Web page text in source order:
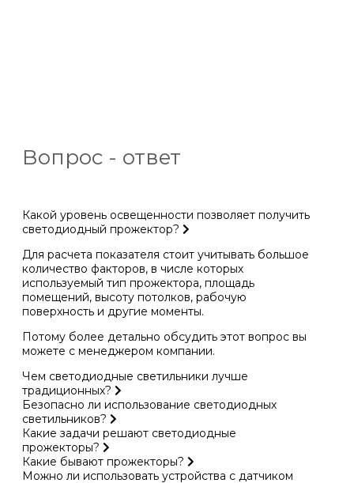
Вопрос - ответ
Какой уровень освещенности позволяет получить
светодиодный прожектор?
Для расчета показателя стоит учитывать большое
количество факторов, в числе которых
используемый тип прожектора, площадь
помещений, высоту потолков, рабочую
поверхность и другие моменты.
Потому более детально обсудить этот вопрос вы
можете с менеджером компании.
Чем светодиодные светильники лучше
традиционных?
Безопасно ли использование светодиодных
светильников?
Какие задачи решают светодиодные
прожекторы?
Какие бывают прожекторы?
Можно ли использовать устройства с датчиком